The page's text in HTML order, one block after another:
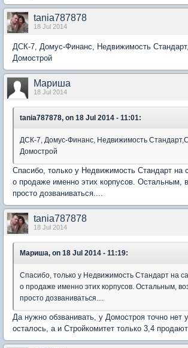
tania787878
18 Jul 2014
ДСК-7, Домус-Финанс, Недвижимость
Домострой
Мариша
18 Jul 2014
tania787878, on 18 Jul 2014 - 11:01:
ДСК-7, Домус-Финанс, Недвижимость
Домострой
Спасибо, только у Недвижимость Стандарт на
о продаже именно этих корпусов. Остальным,
просто дозваниваться....
tania787878
18 Jul 2014
Мариша, on 18 Jul 2014 - 11:19:
Спасибо, только у Недвижимость Стандарт на
о продаже именно этих корпусов. Остальным,
просто дозваниваться....
Да нужно обзванивать, у Домостроя точно нет
осталось, а и Стройкомитет только 3,4